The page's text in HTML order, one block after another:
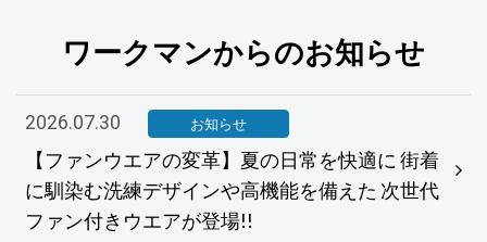
ワークマンからのお知らせ
2026.07.30 お知らせ
【ファンウエアの変革】夏の日常を快適に 街着
に馴染む洗練デザインや高機能を備えた 次世代
ファン付きウエアが登場!!